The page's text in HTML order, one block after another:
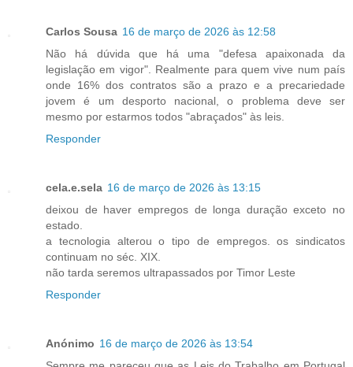
Carlos Sousa 16 de março de 2026 às 12:58
Não há dúvida que há uma "defesa apaixonada da
legislação em vigor". Realmente para quem vive num país
onde 16% dos contratos são a prazo e a precariedade
jovem é um desporto nacional, o problema deve ser
mesmo por estarmos todos "abraçados" às leis.
Responder
cela.e.sela 16 de março de 2026 às 13:15
deixou de haver empregos de longa duração exceto no
estado.
a tecnologia alterou o tipo de empregos. os sindicatos
continuam no séc. XIX.
não tarda seremos ultrapassados por Timor Leste
Responder
Anónimo 16 de março de 2026 às 13:54